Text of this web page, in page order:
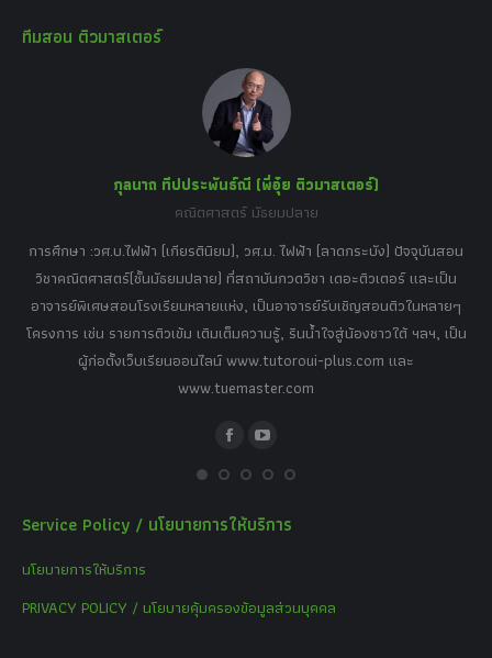
opensopensopensopens
window
ทีมสอน ติวมาสเตอร์
กุลนาถ ทีปประพันธ์ณี (พี่อุ๋ย ติวมาสเตอร์)
คณิตศาสตร์ มัธยมปลาย
การศึกษา :วศ.บ.ไฟฟ้า (เกียรตินิยม), วศ.ม. ไฟฟ้า (ลาดกระบัง) ปัจจุบันสอน
วิชาคณิตศาสตร์(ชั้นมัธยมปลาย) ที่สถาบันกวดวิชา เดอะติวเตอร์ และเป็น
อาจารย์พิเศษสอนโรงเรียนหลายแห่ง, เป็นอาจารย์รับเชิญสอนติวในหลายๆ
โครงการ เช่น รายการติวเข้ม เติมเต็มความรู้, รินน้ำใจสู่น้องชาวใต้ ฯลฯ, เป็น
ผู้ก่อตั้งเว็บเรียนออนไลน์ www.tutoroui-plus.com และ
www.tuemaster.com
FacebookYouTube
Service Policy / นโยบายการให้บริการ
นโยบายการให้บริการ
PRIVACY POLICY / นโยบายคุ้มครองข้อมูลส่วนบุคคล